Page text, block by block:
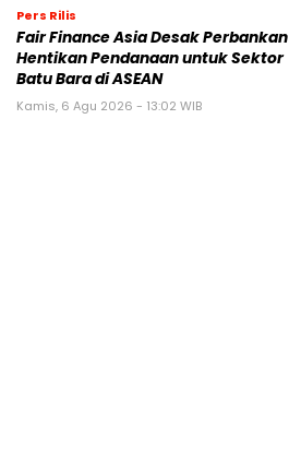
Pers Rilis
Fair Finance Asia Desak Perbankan
Hentikan Pendanaan untuk Sektor
Batu Bara di ASEAN
Kamis, 6 Agu 2026 - 13:02 WIB